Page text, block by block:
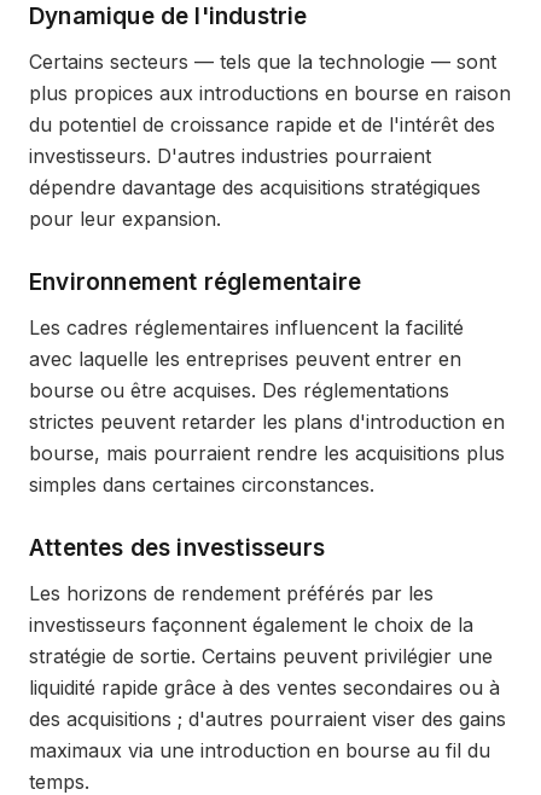
Dynamique de l'industrie
Certains secteurs — tels que la technologie — sont
plus propices aux introductions en bourse en raison
du potentiel de croissance rapide et de l'intérêt des
investisseurs. D'autres industries pourraient
dépendre davantage des acquisitions stratégiques
pour leur expansion.
Environnement réglementaire
Les cadres réglementaires influencent la facilité
avec laquelle les entreprises peuvent entrer en
bourse ou être acquises. Des réglementations
strictes peuvent retarder les plans d'introduction en
bourse, mais pourraient rendre les acquisitions plus
simples dans certaines circonstances.
Attentes des investisseurs
Les horizons de rendement préférés par les
investisseurs façonnent également le choix de la
stratégie de sortie. Certains peuvent privilégier une
liquidité rapide grâce à des ventes secondaires ou à
des acquisitions ; d'autres pourraient viser des gains
maximaux via une introduction en bourse au fil du
temps.